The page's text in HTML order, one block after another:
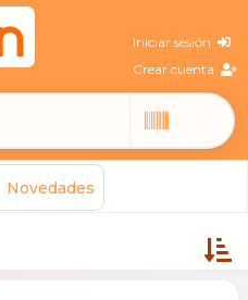
Iniciar sesión
Crear cuenta
Novedades